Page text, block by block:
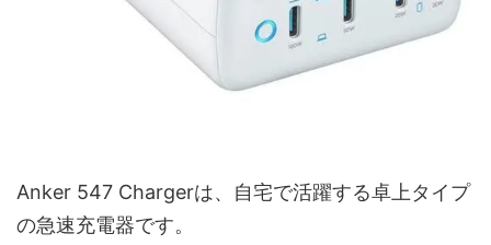
Anker 547 Chargerは、自宅で活躍する卓上タイプ
の急速充電器です。